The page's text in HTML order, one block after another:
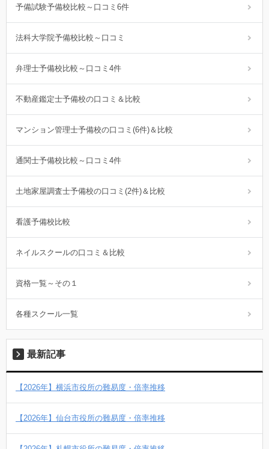
予備試験予備校比較～口コミ6件
法科大学院予備校比較～口コミ
弁理士予備校比較～口コミ4件
不動産鑑定士予備校の口コミ＆比較
マンション管理士予備校の口コミ(6件)＆比較
通関士予備校比較～口コミ4件
土地家屋調査士予備校の口コミ(2件)＆比較
看護予備校比較
ネイルスクールの口コミ＆比較
資格一覧～その１
各種スクール一覧
最新記事
【2026年】横浜市役所の難易度・倍率推移
【2026年】仙台市役所の難易度・倍率推移